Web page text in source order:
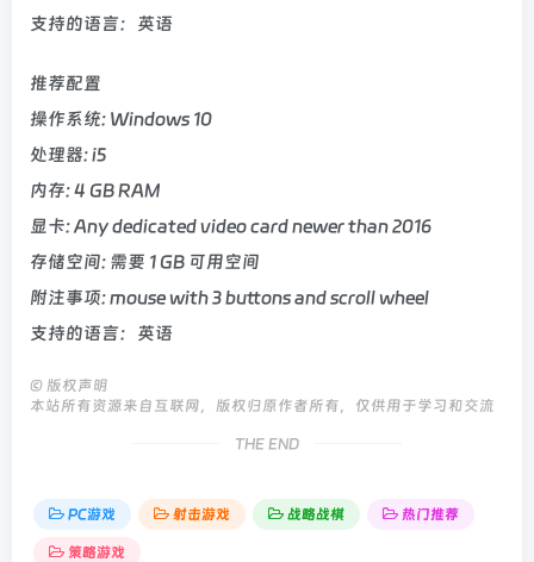
支持的语言：英语
推荐配置
操作系统: Windows 10
处理器: i5
内存: 4 GB RAM
显卡: Any dedicated video card newer than 2016
存储空间: 需要 1 GB 可用空间
附注事项: mouse with 3 buttons and scroll wheel
支持的语言：英语
© 版权声明
本站所有资源来自互联网，版权归原作者所有，仅供用于学习和交流
THE END
PC游戏 射击游戏 战略战棋 热门推荐
策略游戏